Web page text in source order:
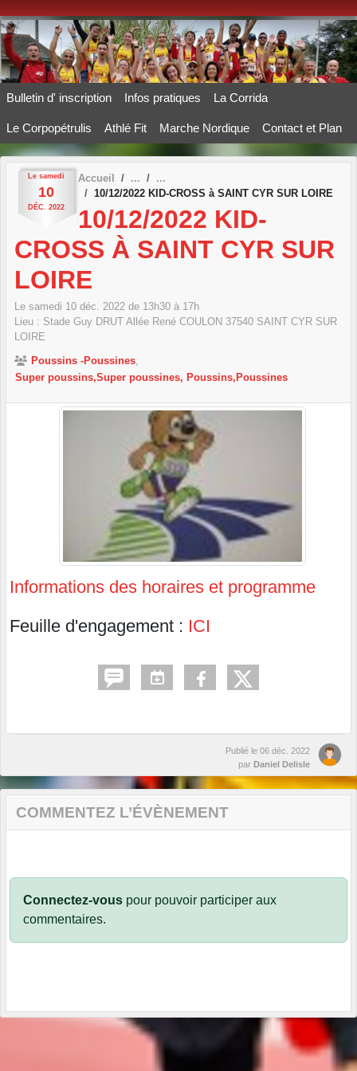
Bulletin d' inscription Infos pratiques La Corrida
Le Corpopétrulis Athlé Fit Marche Nordique Contact et Plan
Le samedi
10
DÉC. 2022
Accueil
10/12/2022 KID-CROSS à SAINT CYR SUR LOIRE
10/12/2022 KID-
CROSS À SAINT CYR SUR
LOIRE
Le samedi 10 déc. 2022 de 13h30 à 17h
Lieu : Stade Guy DRUT Allée René COULON 37540 SAINT CYR SUR
LOIRE
Poussins -Poussines
Super poussins,Super poussines, Poussins,Poussines
Informations des horaires et programme
Feuille d'engagement : ICI
Publié le 06 déc. 2022
par Daniel Delisle
COMMENTEZ L’ÉVÈNEMENT
Connectez-vous pour pouvoir participer aux
commentaires.